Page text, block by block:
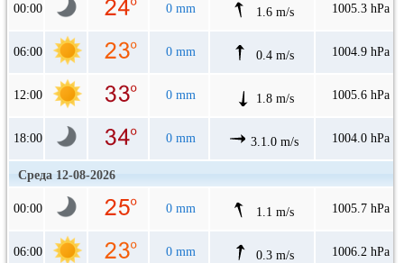
00:00 0 mm 1.6 m/s 1005.3 hPa
06:00 0 mm 0.4 m/s 1004.9 hPa
12:00 0 mm 1.8 m/s 1005.6 hPa
18:00 0 mm 3.1.0 m/s 1004.0 hPa
Среда 12-08-2026
00:00 0 mm 1.1 m/s 1005.7 hPa
06:00 0 mm 0.3 m/s 1006.2 hPa